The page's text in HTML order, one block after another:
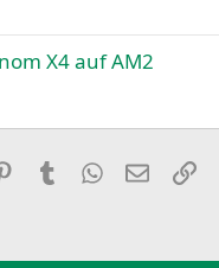
X4 auf AM2
PinterestTumblr WhatsApp
E-Mail